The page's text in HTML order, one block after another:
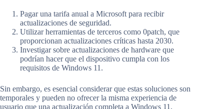
Pagar una tarifa anual a Microsoft para recibir
actualizaciones de seguridad.
Utilizar herramientas de terceros como 0patch, que
proporcionan actualizaciones críticas hasta 2030.
Investigar sobre actualizaciones de hardware que
podrían hacer que el dispositivo cumpla con los
requisitos de Windows 11.
Sin embargo, es esencial considerar que estas soluciones son
temporales y pueden no ofrecer la misma experiencia de
usuario que una actualización completa a Windows 11.